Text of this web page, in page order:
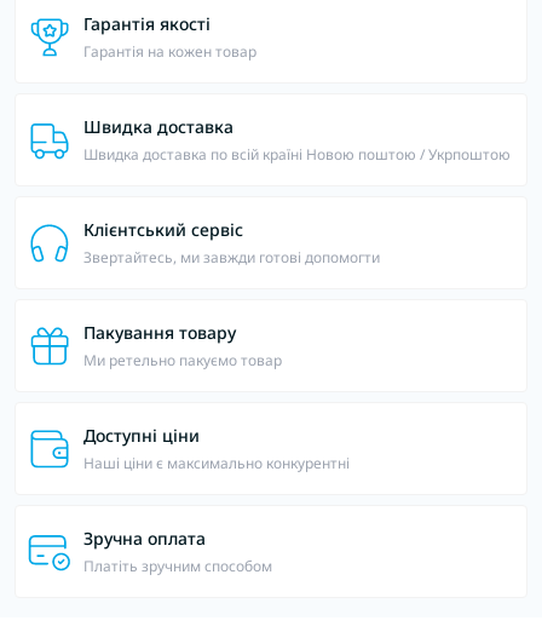
Гарантія якості
Гарантія на кожен товар
Швидка доставка
Швидка доставка по всій країні Новою поштою / Укрпоштою
Клієнтський сервіс
Звертайтесь, ми завжди готові допомогти
Пакування товару
Ми ретельно пакуємо товар
Доступні ціни
Наші ціни є максимально конкурентні
Зручна оплата
Платіть зручним способом